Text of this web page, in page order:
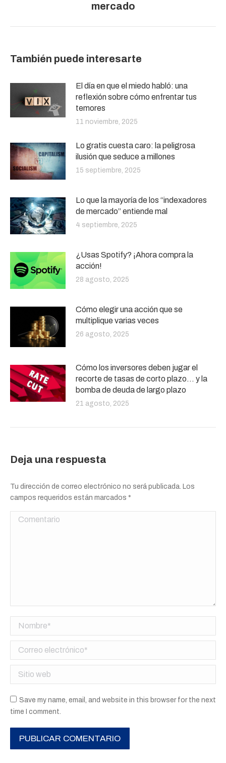
siguiente:
mercado
También puede interesarte
El día en que el miedo habló: una
reflexión sobre cómo enfrentar tus
temores
11 noviembre, 2025
Lo gratis cuesta caro: la peligrosa
ilusión que seduce a millones
15 septiembre, 2025
Lo que la mayoría de los “indexadores
de mercado” entiende mal
4 septiembre, 2025
¿Usas Spotify? ¡Ahora compra la
acción!
28 agosto, 2025
Cómo elegir una acción que se
multiplique varias veces
26 agosto, 2025
Cómo los inversores deben jugar el
recorte de tasas de corto plazo… y la
bomba de deuda de largo plazo
21 agosto, 2025
Deja una respuesta
Tu dirección de correo electrónico no será publicada. Los
campos requeridos están marcados *
Comentario
Nombre *
Correo electrónico *
Sitio web
Save my name, email, and website in this browser for the next
time I comment.
PUBLICAR COMENTARIO